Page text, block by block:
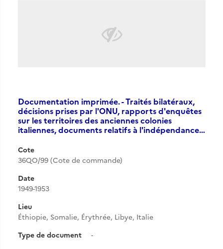
Documentation imprimée. - Traités bilatéraux,
décisions prises par l'ONU, rapports d'enquêtes
sur les territoires des anciennes colonies
italiennes, documents relatifs à l'indépendance…
Cote
36QO/99 (Cote de commande)
Date
1949-1953
Lieu
Éthiopie, Somalie, Érythrée, Libye, Italie
Type de document
-